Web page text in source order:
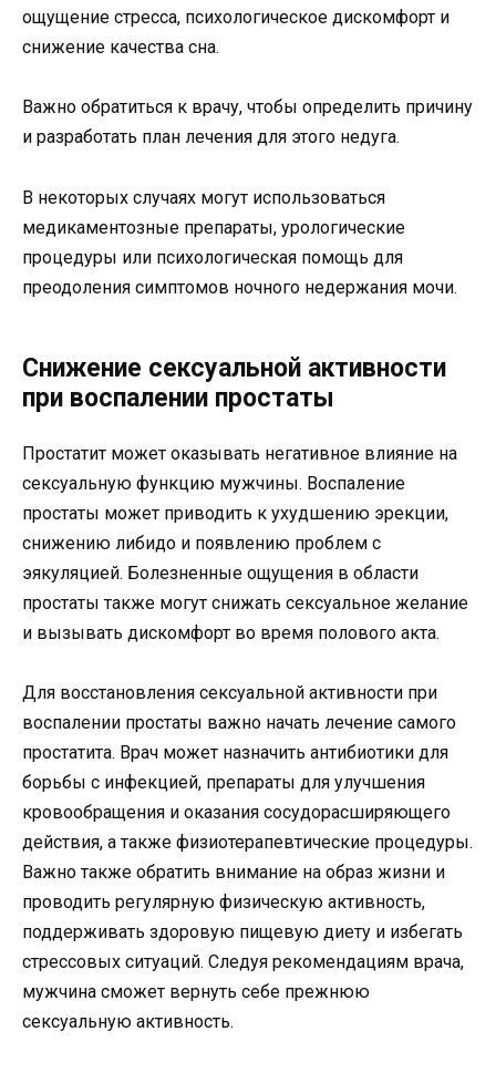
ощущение стресса, психологическое дискомфорт и
снижение качества сна.
Важно обратиться к врачу, чтобы определить причину
и разработать план лечения для этого недуга.
В некоторых случаях могут использоваться
медикаментозные препараты, урологические
процедуры или психологическая помощь для
преодоления симптомов ночного недержания мочи.
Снижение сексуальной активности
при воспалении простаты
Простатит может оказывать негативное влияние на
сексуальную функцию мужчины. Воспаление
простаты может приводить к ухудшению эрекции,
снижению либидо и появлению проблем с
эякуляцией. Болезненные ощущения в области
простаты также могут снижать сексуальное желание
и вызывать дискомфорт во время полового акта.
Для восстановления сексуальной активности при
воспалении простаты важно начать лечение самого
простатита. Врач может назначить антибиотики для
борьбы с инфекцией, препараты для улучшения
кровообращения и оказания сосудорасширяющего
действия, а также физиотерапевтические процедуры.
Важно также обратить внимание на образ жизни и
проводить регулярную физическую активность,
поддерживать здоровую пищевую диету и избегать
стрессовых ситуаций. Следуя рекомендациям врача,
мужчина сможет вернуть себе прежнюю
сексуальную активность.